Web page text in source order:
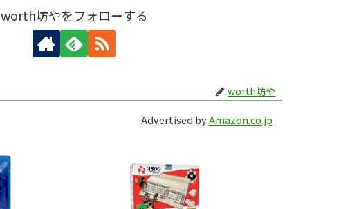
worth坊やをフォローする
worth坊や
Advertised byAmazon.co.jp